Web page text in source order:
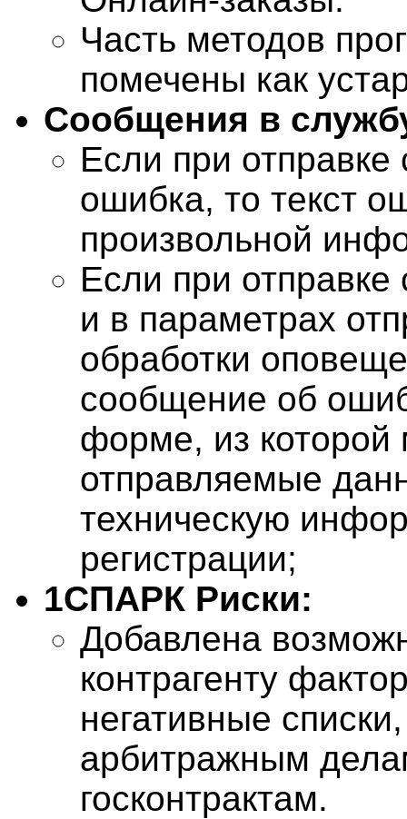
Часть методов
помечены как
Сообщения в
Если при
ошибка, то текст
произвольной
Если при
и в параметрах
обработки
сообщение об
форме, из которой
отправляемые
техническую
регистрации;
1СПАРК Риски:
Добавлена
контрагенту
негативные
арбитражным
госконтрактам.